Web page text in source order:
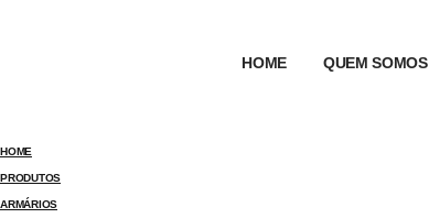
HOME QUEM SOMOS
HOME
PRODUTOS
ARMÁRIOS